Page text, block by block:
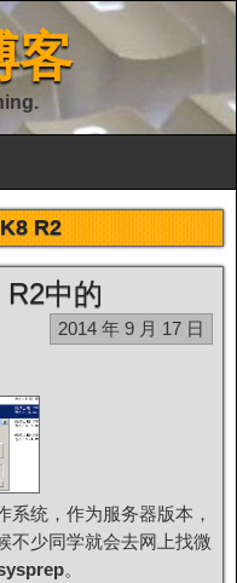
客
R2
中的
2014 年 9 月 17 日
系统，作为服务器版本，
不少同学就会去网上找微
。